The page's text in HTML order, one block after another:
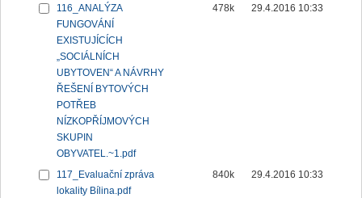
116_ANALÝZA
FUNGOVÁNÍ
EXISTUJÍCÍCH
„SOCIÁLNÍCH
UBYTOVEN“ A NÁVRHY
ŘEŠENÍ BYTOVÝCH
POTŘEB
NÍZKOPŘÍJMOVÝCH
SKUPIN
OBYVATEL.~1.pdf
478k 29.4.2016 10:33
117_Evaluační zpráva
lokality Bílina.pdf
840k 29.4.2016 10:33